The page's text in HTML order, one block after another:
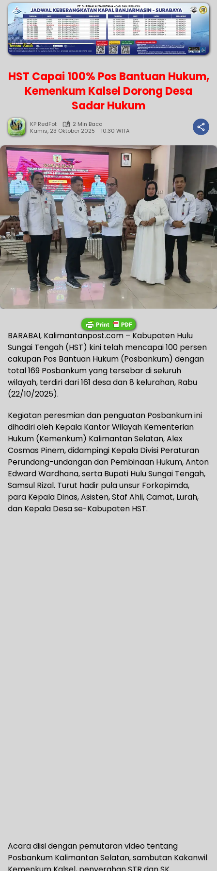
HST Capai 100% Pos Bantuan Hukum,
Kemenkum Kalsel Dorong Desa
Sadar Hukum
KP RedFot
2 Min Baca
Kamis, 23 Oktober 2025 - 10:30 WITA
‎‎BARABAI, Kalimantanpost.com – Kabupaten Hulu
Sungai Tengah (HST) kini telah mencapai 100 persen
cakupan Pos Bantuan Hukum (Posbankum) dengan
total 169 Posbankum yang tersebar di seluruh
wilayah, terdiri dari 161 desa dan 8 kelurahan, Rabu
(22/10/2025).
‎Kegiatan peresmian dan penguatan Posbankum ini
dihadiri oleh Kepala Kantor Wilayah Kementerian
Hukum (Kemenkum) Kalimantan Selatan, Alex
Cosmas Pinem, didampingi Kepala Divisi Peraturan
Perundang-undangan dan Pembinaan Hukum, Anton
Edward Wardhana, serta Bupati Hulu Sungai Tengah,
Samsul Rizal. Turut hadir pula unsur Forkopimda,
para Kepala Dinas, Asisten, Staf Ahli, Camat, Lurah,
dan Kepala Desa se-Kabupaten HST.‎‎
Acara diisi dengan pemutaran video tentang
Posbankum Kalimantan Selatan, sambutan Kakanwil